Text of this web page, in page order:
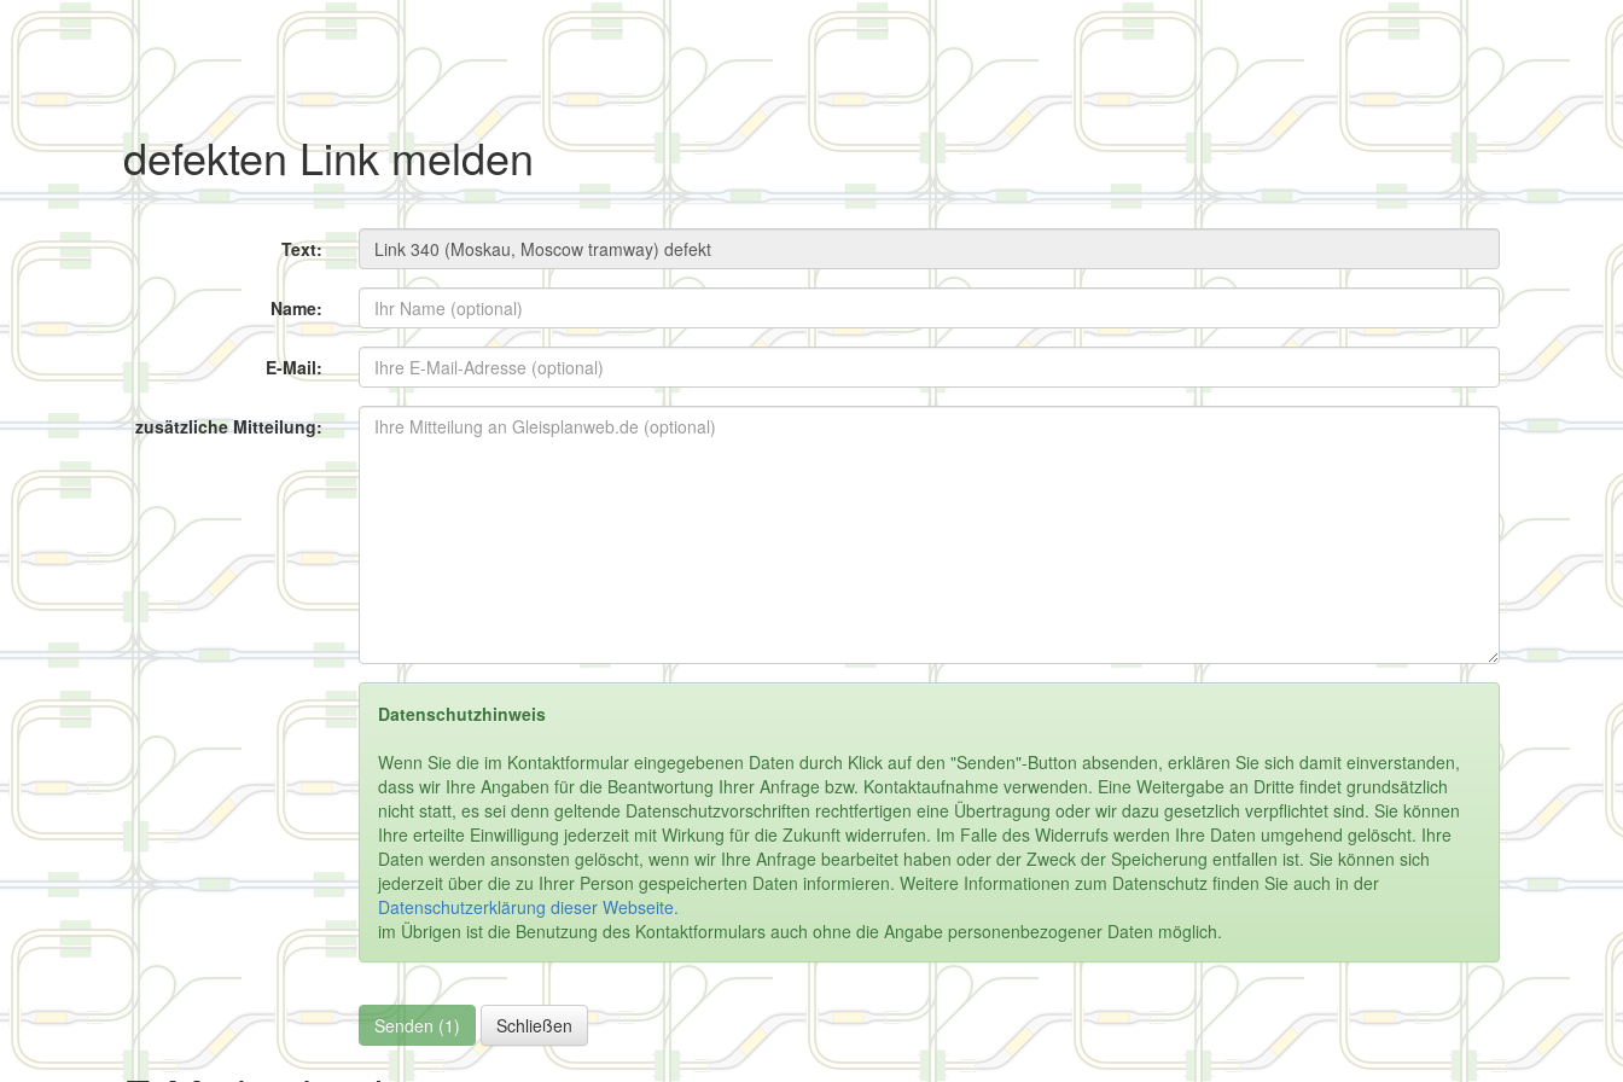
defekten Link melden
Text:
Name:
E-Mail:
zusätzliche Mitteilung:
Datenschutzhinweis
Wenn Sie die im Kontaktformular eingegebenen Daten durch Klick auf den "Senden"-Button absenden, erklären Sie sich damit einverstanden,
dass wir Ihre Angaben für die Beantwortung Ihrer Anfrage bzw. Kontaktaufnahme verwenden. Eine Weitergabe an Dritte findet grundsätzlich
nicht statt, es sei denn geltende Datenschutzvorschriften rechtfertigen eine Übertragung oder wir dazu gesetzlich verpflichtet sind. Sie können
Ihre erteilte Einwilligung jederzeit mit Wirkung für die Zukunft widerrufen. Im Falle des Widerrufs werden Ihre Daten umgehend gelöscht. Ihre
Daten werden ansonsten gelöscht, wenn wir Ihre Anfrage bearbeitet haben oder der Zweck der Speicherung entfallen ist. Sie können sich
jederzeit über die zu Ihrer Person gespeicherten Daten informieren. Weitere Informationen zum Datenschutz finden Sie auch in der
Datenschutzerklärung dieser Webseite.
im Übrigen ist die Benutzung des Kontaktformulars auch ohne die Angabe personenbezogener Daten möglich.
Senden (1) Schließen